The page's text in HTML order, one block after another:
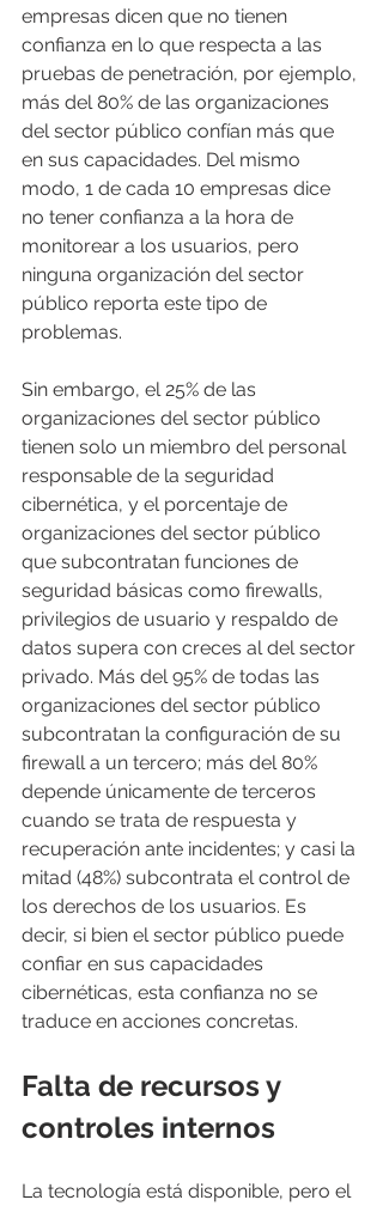
empresas dicen que no tienen
confianza en lo que respecta a las
pruebas de penetración, por ejemplo,
más del 80% de las organizaciones
del sector público confían más que
en sus capacidades. Del mismo
modo, 1 de cada 10 empresas dice
no tener confianza a la hora de
monitorear a los usuarios, pero
ninguna organización del sector
público reporta este tipo de
problemas.
Sin embargo, el 25% de las
organizaciones del sector público
tienen solo un miembro del personal
responsable de la seguridad
cibernética, y el porcentaje de
organizaciones del sector público
que subcontratan funciones de
seguridad básicas como firewalls,
privilegios de usuario y respaldo de
datos supera con creces al del sector
privado. Más del 95% de todas las
organizaciones del sector público
subcontratan la configuración de su
firewall a un tercero; más del 80%
depende únicamente de terceros
cuando se trata de respuesta y
recuperación ante incidentes; y casi la
mitad (48%) subcontrata el control de
los derechos de los usuarios. Es
decir, si bien el sector público puede
confiar en sus capacidades
cibernéticas, esta confianza no se
traduce en acciones concretas.
Falta de recursos y
controles internos
La tecnología está disponible, pero el